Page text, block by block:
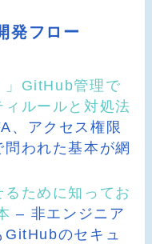
発フロー
」GitHub管理で
ルールと対処法
、アクセス権限
われた基本が網
ために知ってお
– 非エンジニア
GitHubのセキュ